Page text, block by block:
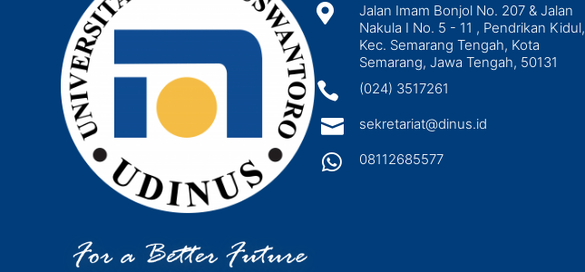

Jalan Imam Bonjol No. 207 & Jalan
Nakula I No. 5 - 11 , Pendrikan Kidul,
Kec. Semarang Tengah, Kota
Semarang, Jawa Tengah, 50131
 (024) 3517261
 sekretariat@dinus.id
 08112685577